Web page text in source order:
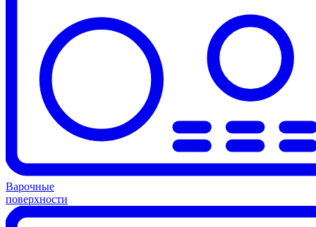
Варочные
поверхности